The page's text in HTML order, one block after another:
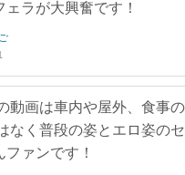
ラが大興奮です！
動画は車内や屋外、食事
なく普段の姿とエロ姿の
ァンです！